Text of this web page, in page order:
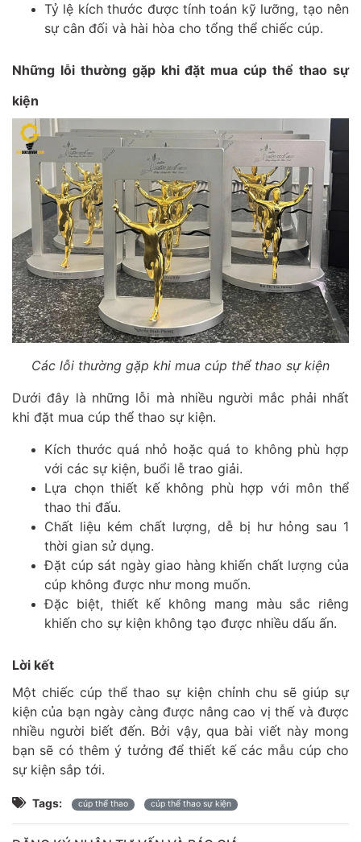
Tỷ lệ kích thước được tính toán kỹ lưỡng, tạo nên
sự cân đối và hài hòa cho tổng thể chiếc cúp.
Những lỗi thường gặp khi đặt mua cúp thể thao sự
kiện
Các lỗi thường gặp khi mua cúp thể thao sự kiện
Dưới đây là những lỗi mà nhiều người mắc phải nhất
khi đặt mua cúp thể thao sự kiện.
Kích thước quá nhỏ hoặc quá to không phù hợp
với các sự kiện, buổi lễ trao giải.
Lựa chọn thiết kế không phù hợp với môn thể
thao thi đấu.
Chất liệu kém chất lượng, dễ bị hư hỏng sau 1
thời gian sử dụng.
Đặt cúp sát ngày giao hàng khiến chất lượng của
cúp không được như mong muốn.
Đặc biệt, thiết kế không mang màu sắc riêng
khiến cho sự kiện không tạo được nhiều dấu ấn.
Lời kết
Một chiếc cúp thể thao sự kiện chỉnh chu sẽ giúp sự
kiện của bạn ngày càng được nâng cao vị thế và được
nhiều người biết đến. Bởi vậy, qua bài viết này mong
bạn sẽ có thêm ý tưởng để thiết kế các mẫu cúp cho
sự kiện sắp tới.
Tags: cúp thể thao cúp thể thao sự kiện